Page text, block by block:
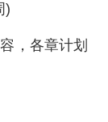
)
，各章计划